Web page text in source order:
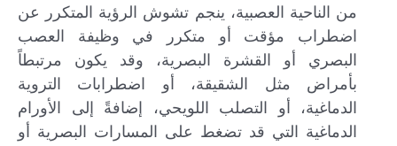
من الناحية العصبية، ينجم تشوش الرؤية المتكرر عن
اضطراب مؤقت أو متكرر في وظيفة العصب
البصري أو القشرة البصرية، وقد يكون مرتبطاً
بأمراض مثل الشقيقة، أو اضطرابات التروية
الدماغية، أو التصلب اللويحي، إضافةً إلى الأورام
الدماغية التي قد تضغط على المسارات البصرية أو